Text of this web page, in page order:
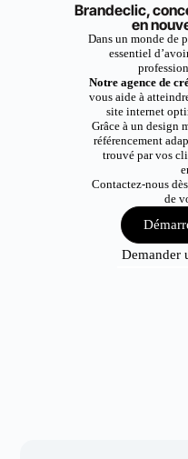
Brandeclic,
en
Dans un monde de
essentiel
Notre agence de
vous aide à
site internet
Grâce à un design
référencement
trouvé par vos
Contactez-nous
de
Demander